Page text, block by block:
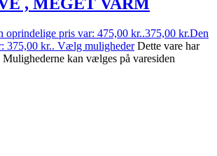
oprindelige pris var: 475,00 kr..375,00 kr.Den
375,00 kr.. Vælg muligheder Dette vare har
Mulighederne kan vælges på varesiden